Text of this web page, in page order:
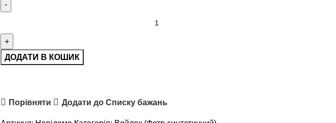
ДОДАТИ В КОШИК
Порівняти Додати до Списку бажань